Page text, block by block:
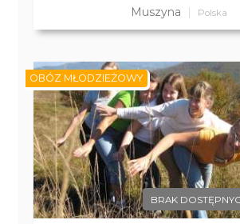
Muszyna Polska
BRAK
OBÓZ MŁODZIEŻOWY